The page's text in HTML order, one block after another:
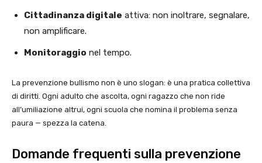
Cittadinanza digitale attiva: non inoltrare, segnalare,
non amplificare.
Monitoraggio nel tempo.
La prevenzione bullismo non è uno slogan: è una pratica collettiva
di diritti. Ogni adulto che ascolta, ogni ragazzo che non ride
all’umiliazione altrui, ogni scuola che nomina il problema senza
paura — spezza la catena.
Domande frequenti sulla prevenzione